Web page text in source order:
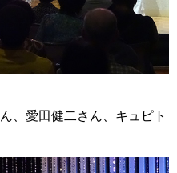
、愛田健二さん、キュピト